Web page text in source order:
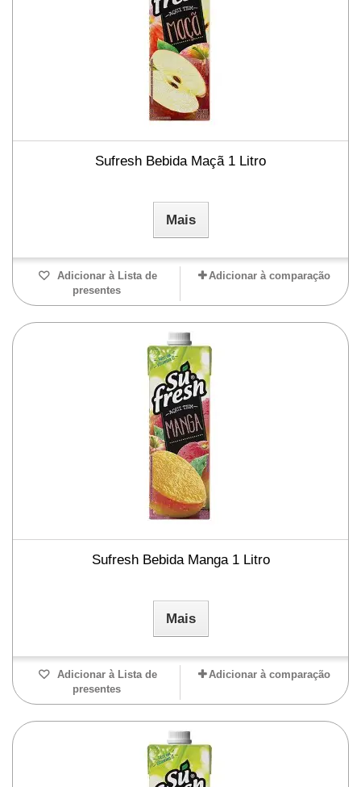
Sufresh Bebida Maçã 1 Litro
Mais
Adicionar à Lista de
presentes
Adicionar à comparação
Sufresh Bebida Manga 1 Litro
Mais
Adicionar à Lista de
presentes
Adicionar à comparação